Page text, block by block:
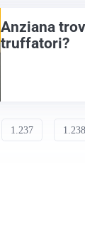
Anziana
truffatori?
1.237 1.238